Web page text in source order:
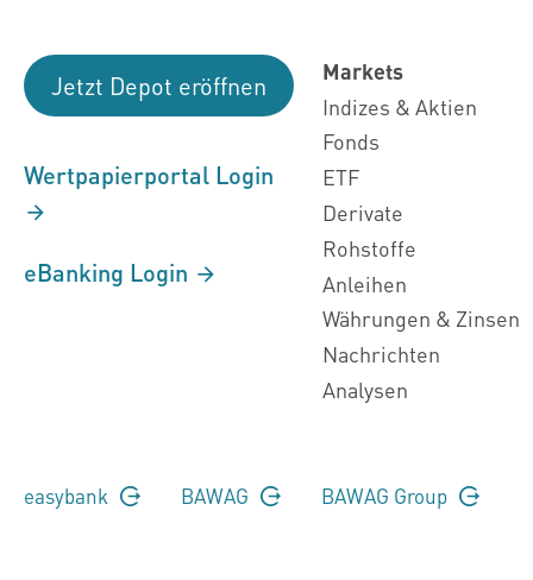
Jetzt Depot eröffnen
Wertpapierportal Login
eBanking Login
Markets
Indizes & Aktien
Fonds
ETF
Derivate
Rohstoffe
Anleihen
Währungen & Zinsen
Nachrichten
Analysen
easybank BAWAG BAWAG Group